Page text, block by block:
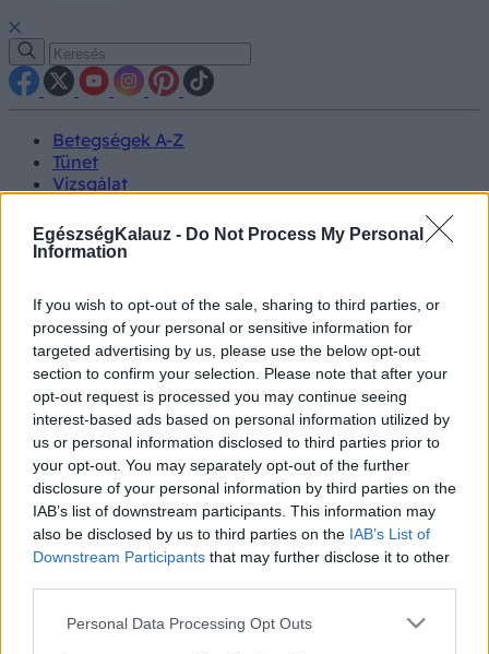
EgészségKalauz - Do Not Process My Personal
Information
If you wish to opt-out of the sale, sharing to third parties, or
processing of your personal or sensitive information for
targeted advertising by us, please use the below opt-out
section to confirm your selection. Please note that after your
opt-out request is processed you may continue seeing
interest-based ads based on personal information utilized by
us or personal information disclosed to third parties prior to
your opt-out. You may separately opt-out of the further
disclosure of your personal information by third parties on the
IAB’s list of downstream participants. This information may
also be disclosed by us to third parties on the IAB’s List of
Downstream Participants that may further disclose it to other
Please note that this website/app uses one or more Google
Personal Data Processing Opt Outs
Betegségek A-Z
Tünet
Vizsgálat
Életmódváltás
Kutatás
Videók
Kisállatok egészsége
#allergia #influenza#cukorbetegség
#orvosmeteorológia#vérnyomás #stroke#rákbetegség
#pajzsmirigy#reflux#ekcéma#herpesz
Regisztráció
Edzés
Edzés